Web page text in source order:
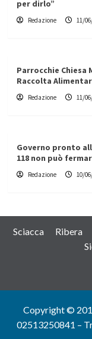
per dirlo”
Redazione 11/
Parrocchie Chiesa
Raccolta
Redazione 11/
Governo pronto
118 non può
Redazione 10/
Sciacca Ribera
Copyright ©
02513250841 –